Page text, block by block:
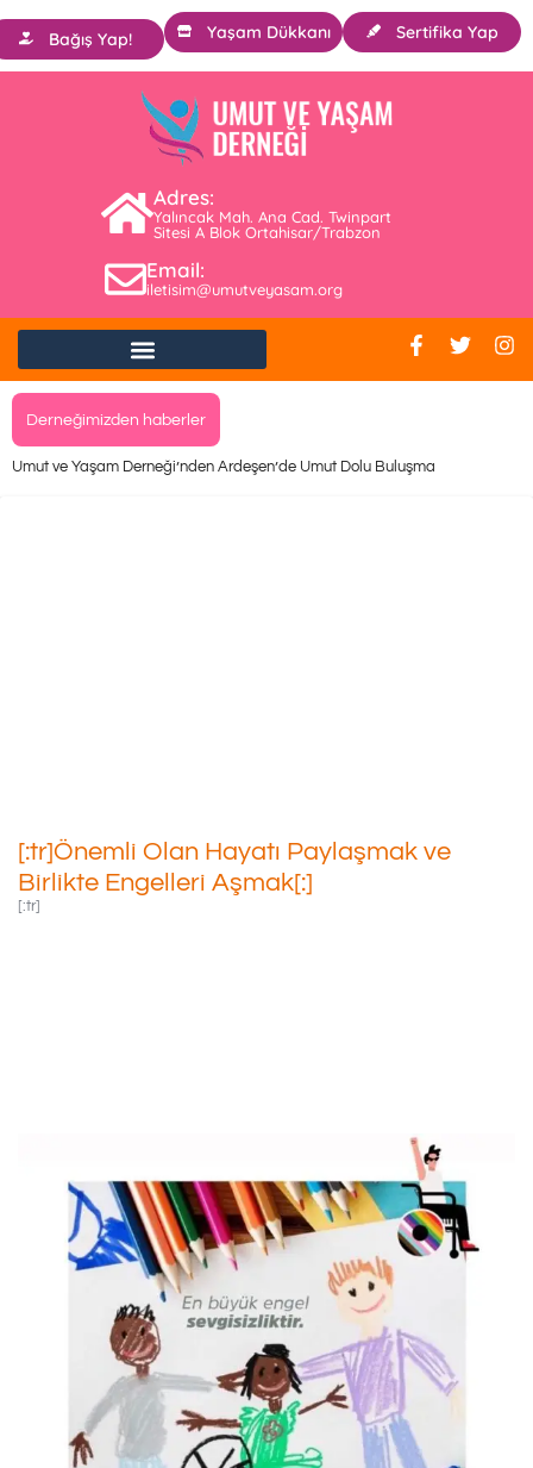
Sertifika Yap
Yaşam Dükkanı
Bağış Yap!
Adres:
Yalıncak Mah. Ana Cad. Twinpart
Sitesi A Blok Ortahisar/Trabzon
Email:
iletisim@umutveyasam.org
Derneğimizden haberler
Umut ve Yaşam Derneği’nden Ardeşen’de Umut Dolu Buluşma
[:tr]Önemli Olan Hayatı Paylaşmak ve
Birlikte Engelleri Aşmak[:]
[:tr]